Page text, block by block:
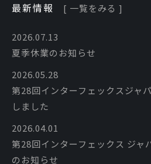
最新情報 [ 一覧をみる ]
2026.07.13
夏季休業のお知らせ
2026.05.28
第28回インターフェックスジャ
しました
2026.04.01
第28回インターフェックス ジャ
のお知らせ